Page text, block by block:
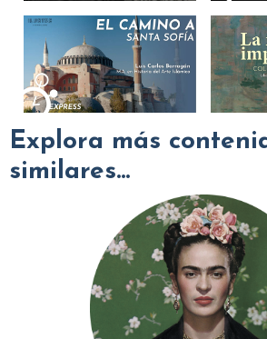
Explora más
similares...